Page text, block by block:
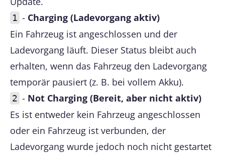
1 - Charging (Ladevorgang aktiv)
Ein Fahrzeug ist angeschlossen und der
Ladevorgang läuft. Dieser Status bleibt auch
erhalten, wenn das Fahrzeug den Ladevorgang
temporär pausiert (z. B. bei vollem Akku).
2 - Not Charging (Bereit, aber nicht aktiv)
Es ist entweder kein Fahrzeug angeschlossen
oder ein Fahrzeug ist verbunden, der
Ladevorgang wurde jedoch noch nicht gestartet